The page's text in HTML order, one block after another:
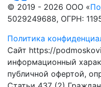
© 2019 - 2026 ООО «
5029249688, ОГРН:
Политика
Сайт https://
информационный
публичной офертой,